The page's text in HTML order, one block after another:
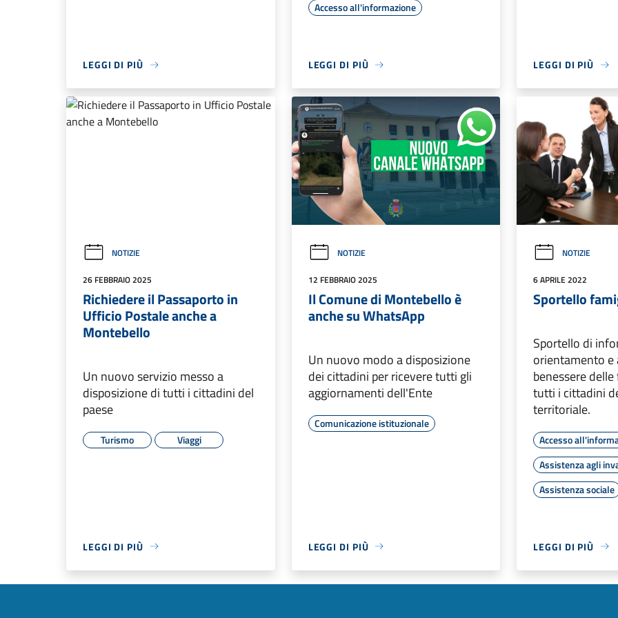
LEGGI DI PIÙ
Accesso all'informazione
LEGGI DI PIÙ LEGGI DI PIÙ
NOTIZIE
26 FEBBRAIO 2025
Richiedere il Passaporto in
Ufficio Postale anche a
Montebello
Un nuovo servizio messo a
disposizione di tutti i cittadini del
paese
Turismo Viaggi
LEGGI DI PIÙ
NOTIZIE
12 FEBBRAIO 2025
Il Comune di Montebello è
anche su WhatsApp
Un nuovo modo a disposizione
dei cittadini per ricevere tutti gli
aggiornamenti dell'Ente
Comunicazione istituzionale
LEGGI DI PIÙ
NOTIZIE
6 APRILE 2022
Sportello
Sportello di
orientamento e
benessere
tutti i cittadini
territoriale.
Accesso
Assistenza agli
Assistenza sociale
LEGGI DI PIÙ